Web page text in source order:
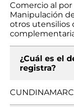
Comercio al
Manipulación
otros utensilios
¿Cuál es el
registra?